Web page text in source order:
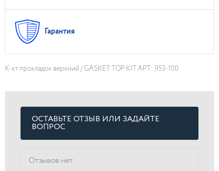
Гарантия
К-кт прокладок верхний / GASKET TOP KIT АРТ: 953-100
ОСТАВЬТЕ ОТЗЫВ ИЛИ ЗАДАЙТЕ
ВОПРОС
Отзывов нет